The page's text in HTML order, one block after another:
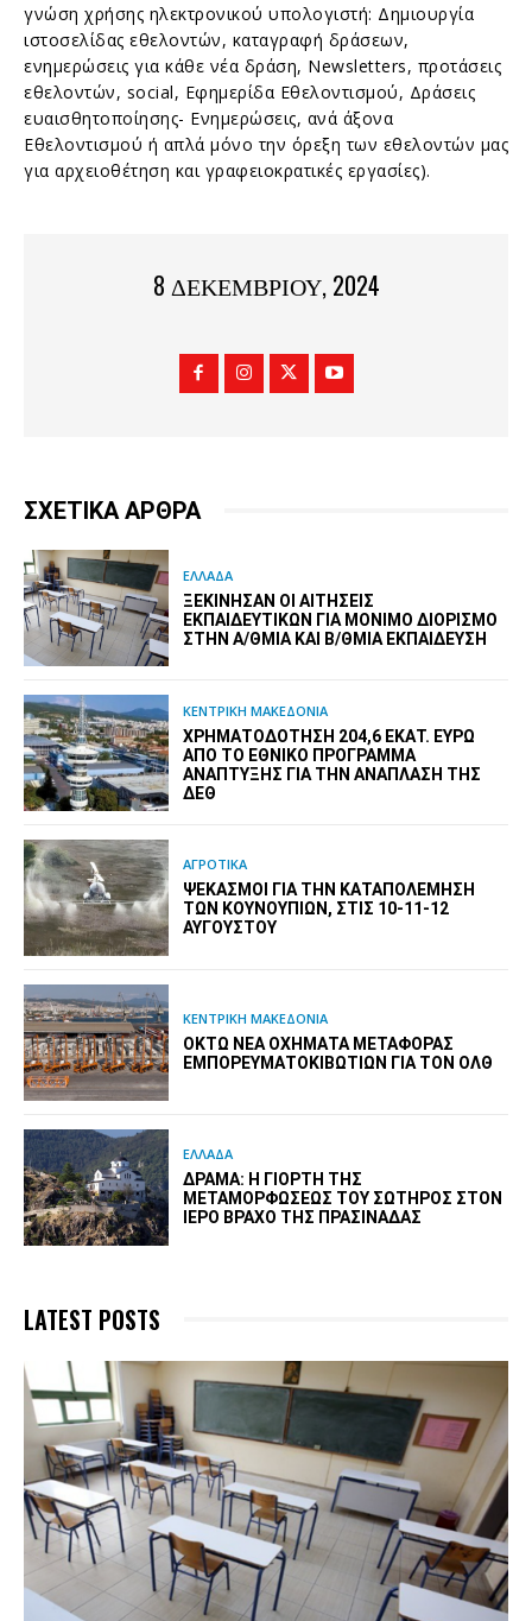
γνώση χρήσης ηλεκτρονικού υπολογιστή: Δημιουργία
ιστοσελίδας εθελοντών, καταγραφή δράσεων,
ενημερώσεις για κάθε νέα δράση, Newsletters, προτάσεις
εθελοντών, social, Εφημερίδα Εθελοντισμού, Δράσεις
ευαισθητοποίησης- Ενημερώσεις, ανά άξονα
Εθελοντισμού ή απλά μόνο την όρεξη των εθελοντών μας
για αρχειοθέτηση και γραφειοκρατικές εργασίες).
8 ΔΕΚΕΜΒΡΊΟΥ, 2024
ΣΧΕΤΙΚΑ ΑΡΘΡΑ
ΕΛΛΑΔΑ
ΞΕΚΊΝΗΣΑΝ ΟΙ ΑΙΤΉΣΕΙΣ
ΕΚΠΑΙΔΕΥΤΙΚΏΝ ΓΙΑ ΜΌΝΙΜΟ ΔΙΟΡΙΣΜΌ
ΣΤΗΝ Α/ΘΜΙΑ ΚΑΙ Β/ΘΜΙΑ ΕΚΠΑΊΔΕΥΣΗ
ΚΕΝΤΡΙΚΗ ΜΑΚΕΔΟΝΙΑ
ΧΡΗΜΑΤΟΔΌΤΗΣΗ 204,6 ΕΚΑΤ. ΕΥΡΏ
ΑΠΌ ΤΟ ΕΘΝΙΚΌ ΠΡΌΓΡΑΜΜΑ
ΑΝΆΠΤΥΞΗΣ ΓΙΑ ΤΗΝ ΑΝΆΠΛΑΣΗ ΤΗΣ
ΔΕΘ
ΑΓΡΟΤΙΚΑ
ΨΕΚΑΣΜΟΊ ΓΙΑ ΤΗΝ ΚΑΤΑΠΟΛΈΜΗΣΗ
ΤΩΝ ΚΟΥΝΟΥΠΙΏΝ, ΣΤΙΣ 10-11-12
ΑΥΓΟΎΣΤΟΥ
ΚΕΝΤΡΙΚΗ ΜΑΚΕΔΟΝΙΑ
ΟΚΤΏ ΝΈΑ ΟΧΉΜΑΤΑ ΜΕΤΑΦΟΡΆΣ
ΕΜΠΟΡΕΥΜΑΤΟΚΙΒΩΤΊΩΝ ΓΙΑ ΤΟΝ ΟΛΘ
ΕΛΛΑΔΑ
ΔΡΆΜΑ: Η ΓΙΟΡΤΉ ΤΗΣ
ΜΕΤΑΜΟΡΦΏΣΕΩΣ ΤΟΥ ΣΩΤΉΡΟΣ ΣΤΟΝ
ΙΕΡΌ ΒΡΆΧΟ ΤΗΣ ΠΡΑΣΙΝΆΔΑΣ
LATEST POSTS